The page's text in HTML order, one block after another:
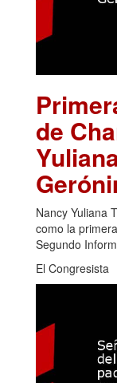
de
Nancy Yuliana
como la
Segundo
El Congresista